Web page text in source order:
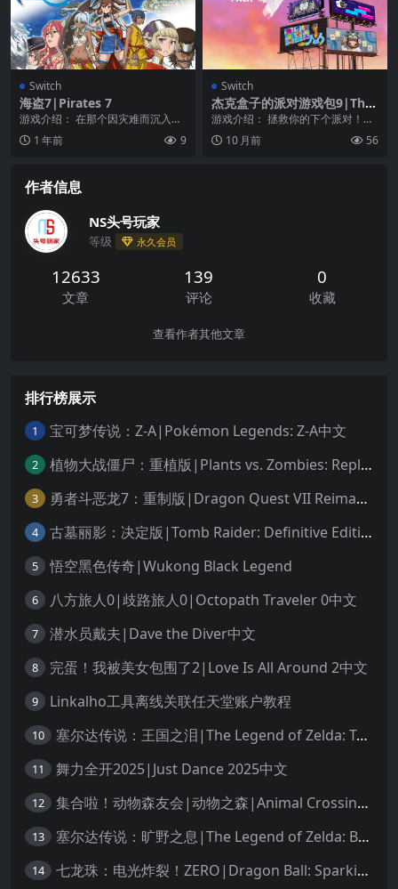
Switch
海盗7|Pirates 7
游戏介绍： 在那个因灾难而沉入海
底的世界里，有一群在海上遗迹中
寻找宝藏的“海盗”...
1 年前 9
Switch
杰克盒子的派对游戏包9|The
Jackbox Party Pack 9
游戏介绍： 拯救你的下个派对！在
1 个派对包中有 5 款新游戏：和琐
事说再见的...
10 月前 56
作者信息
NS头号玩家
等级 永久会员
12633
文章
139
评论
0
收藏
查看作者其他文章
排行榜展示
1 宝可梦传说：Z-A|Pokémon Legends: Z-A中文
2 植物大战僵尸：重植版|Plants vs. Zombies: Replanted中文
3 勇者斗恶龙7：重制版|Dragon Quest VII Reimagined中文
4 古墓丽影：决定版|Tomb Raider: Definitive Edition中文
5 悟空黑色传奇|Wukong Black Legend
6 八方旅人0|歧路旅人0|Octopath Traveler 0中文
7 潜水员戴夫|Dave the Diver中文
8 完蛋！我被美女包围了2|Love Is All Around 2中文
9 Linkalho工具离线关联任天堂账户教程
10 塞尔达传说：王国之泪|The Legend of Zelda: Tears of the Kingdom中文
11 舞力全开2025|Just Dance 2025中文
12 集合啦！动物森友会|动物之森|Animal Crossing: New Horizons中文
13 塞尔达传说：旷野之息|The Legend of Zelda: Breath of the Wild中文
14 七龙珠：电光炸裂！ZERO|Dragon Ball: Sparking! Zero中文